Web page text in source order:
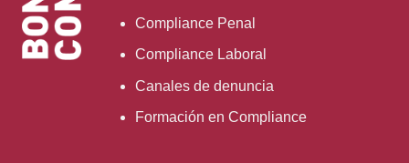
Compliance Penal
Compliance Laboral
Canales de denuncia
Formación en Compliance